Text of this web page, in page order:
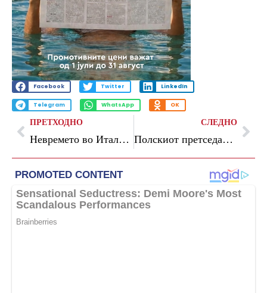
Facebook Twitter LinkedIn
Telegram WhatsApp OK
ПРЕТХОДНО
Невремето во Италија ги зема првите жртви: три лица загинаа, десетици луѓе се евакуирани
СЛЕДНО
Полскиот претседател: Сакаме и француско и американско нуклеарно оружје на наша територија